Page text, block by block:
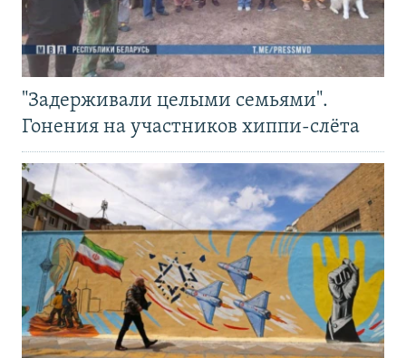
"Задерживали целыми семьями".
Гонения на участников хиппи-слёта